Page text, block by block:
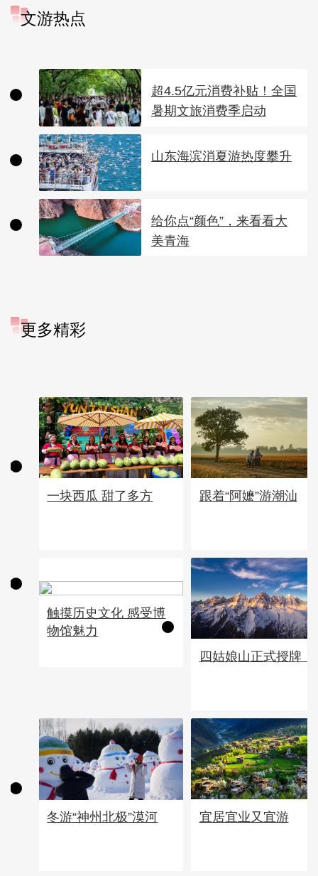
文游热点
超4.5亿元消费补贴！全国
暑期文旅消费季启动
山东海滨消夏游热度攀升
给你点“颜色”，来看看大
美青海
更多精彩
一块西瓜 甜了多方 跟着“阿嬷”游潮汕
触摸历史文化 感受博
物馆魅力
四姑娘山正式授牌！
冬游“神州北极”漠河 宜居宜业又宜游